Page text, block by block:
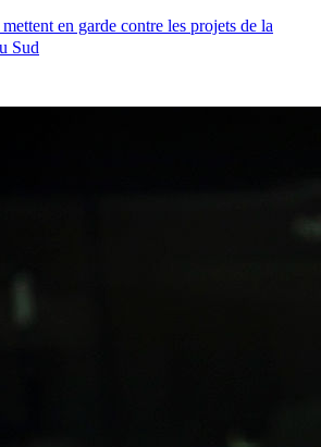
en garde contre les projets de la
Sud